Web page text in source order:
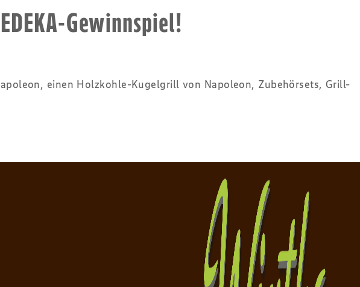
Gewinnspiel!
einen Holzkohle-Kugelgrill von Napoleon, Zubehörsets, Grill-